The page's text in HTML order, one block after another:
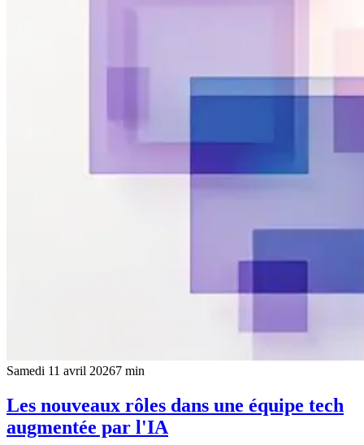
Samedi 11 avril 20267 min
Les nouveaux rôles dans une équipe tech
augmentée par l'IA